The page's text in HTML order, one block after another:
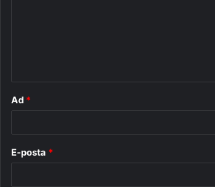
Ad *
E-posta *